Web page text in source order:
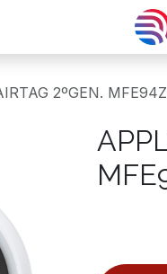
2ºGEN.